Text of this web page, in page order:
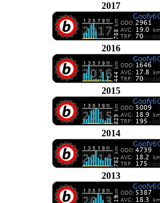
2017
2016
2015
2014
2013